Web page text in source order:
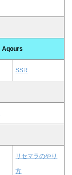
Aqours
SSR
リセマラのやり
方